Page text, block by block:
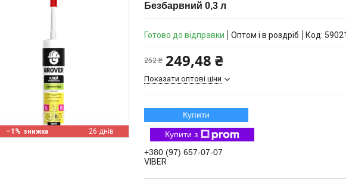
–1% 26 днів
Безбарвний 0,3 л
Готово до відправки Оптом і в роздріб Код:
252 ₴ 249,48 ₴
Показати оптові ціни
Купити
Купити з
+380 (97) 657-07-07
VIBER